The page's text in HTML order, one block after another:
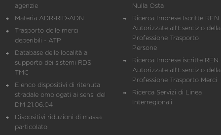
agenzie
Materia ADR-RID-ADN
Trasporto delle merci
deperibili - ATP
Database delle località a
supporto dei sistemi RDS
TMC
Elenco dispositivi di ritenuta
stradale omologati ai sensi del
DM 21.06.04
Dispositivi riduzioni di massa
particolato
Nulla Osta
Ricerca Imprese Iscritte REN
Autorizzate all'Esercizio della
Professione Trasporto
Persone
Ricerca Imprese iscritte REN
Autorizzate all'Esercizio della
Professione Trasporto Merci
Ricerca Servizi di Linea
Interregionali